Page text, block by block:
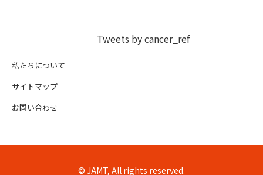
Tweets by cancer_ref
私たちについて
サイトマップ
お問い合わせ
© JAMT, All rights reserved.